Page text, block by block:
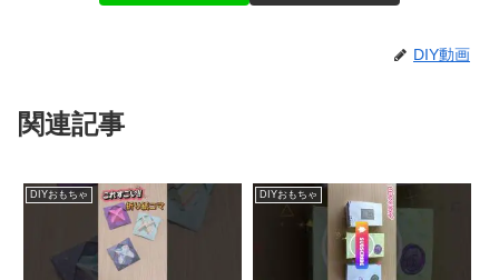
DIY動画
関連記事
DIYおもちゃ DIYおもちゃ